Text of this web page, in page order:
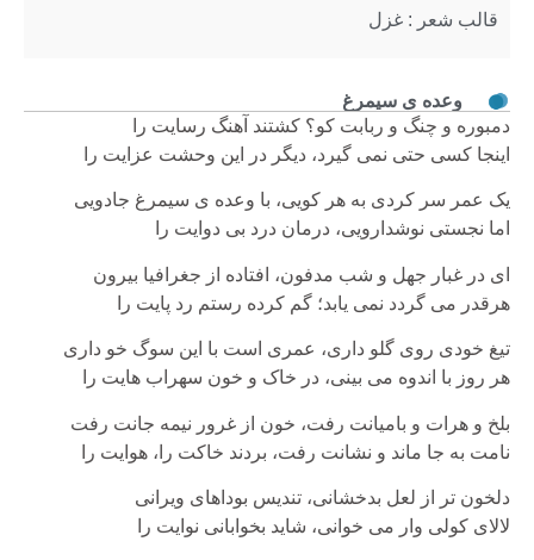
وعده ی سیمرغ
دمبوره و چنگ و ربابت کو؟ کشتند آهنگ رسایت را
اینجا کسی حتی نمی گیرد، دیگر در این وحشت عزایت را
یک عمر سر کردی به هر کویی، با وعده ی سیمرغ جادویی
اما نجستی نوشدارویی، درمان درد بی دوایت را
ای در غبار جهل و شب مدفون، افتاده از جغرافیا بیرون
هرقدر می گردد نمی یابد؛ گم کرده رستم رد پایت را
تیغ خودی روی گلو داری، عمری است با این سوگ خو داری
هر روز با اندوه می بینی، در خاک و خون سهراب هایت را
بلخ و هرات و بامیانت رفت، خون از غرور نیمه جانت رفت
نامت به جا ماند و نشانت رفت، بردند خاکت را، هوایت را
دلخون تر از لعل بدخشانی، تندیس بوداهای ویرانی
لالای کولی وار می خوانی، شاید بخوابانی نوایت را
قالب شعر : غزل